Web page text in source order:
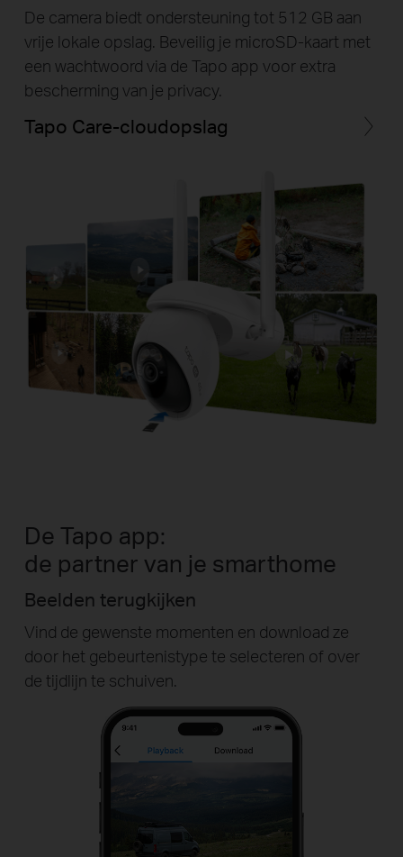
De camera biedt ondersteuning tot 512 GB aan
vrije lokale opslag. Beveilig je microSD-kaart met
een wachtwoord via de Tapo app voor extra
bescherming van je privacy.
Tapo Care-cloudopslag
De Tapo app:
de partner van je smarthome
Tapo delen
Deel onvergetelijke momenten en deel de
toegang tot je bewakingsapparaten met
dierbaren.